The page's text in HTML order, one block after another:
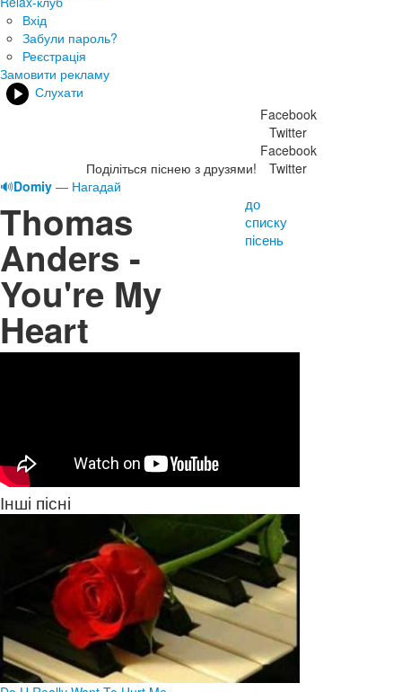
Вхід
Забули пароль?
Реєстрація
Замовити рекламу
Слухати
Поділіться піснею з друзями!
Facebook
Twitter
Facebook
Twitter
🔊Domiy — Нагадай
Thomas
Anders -
You're My
Heart
до
списку
пісень
Інші пісні